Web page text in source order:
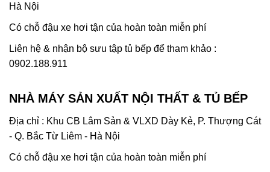
Hà Nội
Có chỗ đậu xe hơi tận của hoàn toàn miễn phí
Liên hệ & nhận bộ sưu tập tủ bếp để tham khảo :
0902.188.911
NHÀ MÁY SẢN XUẤT NỘI THẤT & TỦ BẾP
Địa chỉ : Khu CB Lâm Sản & VLXD Dày Kẻ, P. Thượng Cát
- Q. Bắc Từ Liêm - Hà Nội
Có chỗ đậu xe hơi tận của hoàn toàn miễn phí